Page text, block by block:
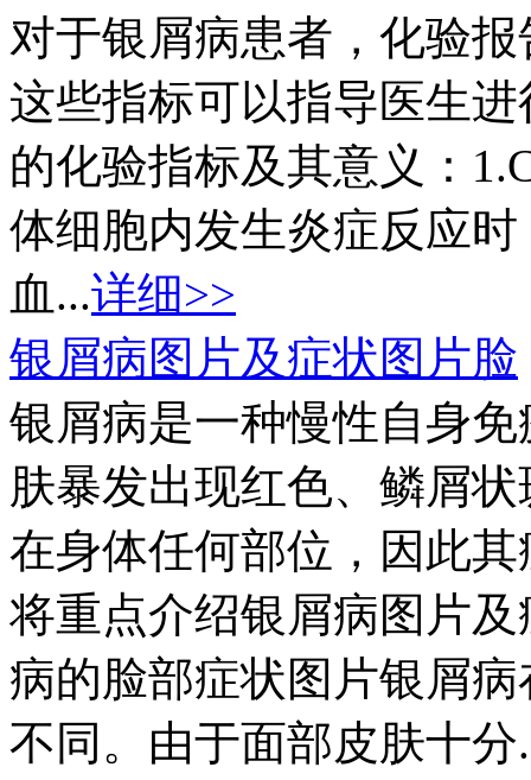
对于银屑病患者，化验
这些指标可以指导医生
的化验指标及其意义：
体细胞内发生炎症反应
血...详细>>
银屑病图片及症状图片脸
银屑病是一种慢性自身
肤暴发出现红色、鳞屑
在身体任何部位，因此
将重点介绍银屑病图片
病的脸部症状图片银屑
不同。由于面部皮肤十分